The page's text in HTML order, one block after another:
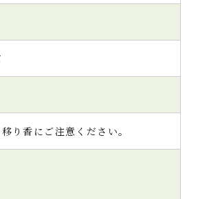
り香にご注意ください。